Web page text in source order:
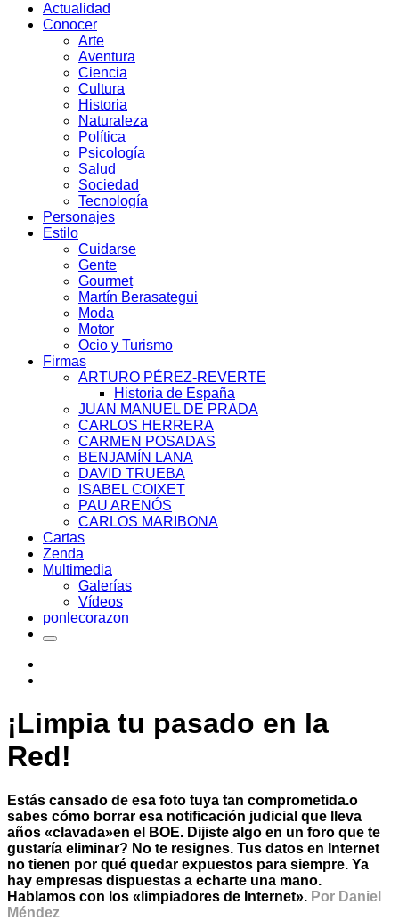
Actualidad
Conocer
Arte
Aventura
Ciencia
Cultura
Historia
Naturaleza
Política
Psicología
Salud
Sociedad
Tecnología
Personajes
Estilo
Cuidarse
Gente
Gourmet
Martín Berasategui
Moda
Motor
Ocio y Turismo
Firmas
ARTURO PÉREZ-REVERTE
Historia de España
JUAN MANUEL DE PRADA
CARLOS HERRERA
CARMEN POSADAS
BENJAMÍN LANA
DAVID TRUEBA
ISABEL COIXET
PAU ARENÓS
CARLOS MARIBONA
Cartas
Zenda
Multimedia
Galerías
Vídeos
ponlecorazon
¡Limpia tu pasado en la
Red!
Estás cansado de esa foto tuya tan comprometida.o
sabes cómo borrar esa notificación judicial que lleva
años «clavada»en el BOE. Dijiste algo en un foro que te
gustaría eliminar? No te resignes. Tus datos en Internet
no tienen por qué quedar expuestos para siempre. Ya
hay empresas dispuestas a echarte una mano.
Hablamos con los «limpiadores de Internet». Por Daniel
Méndez